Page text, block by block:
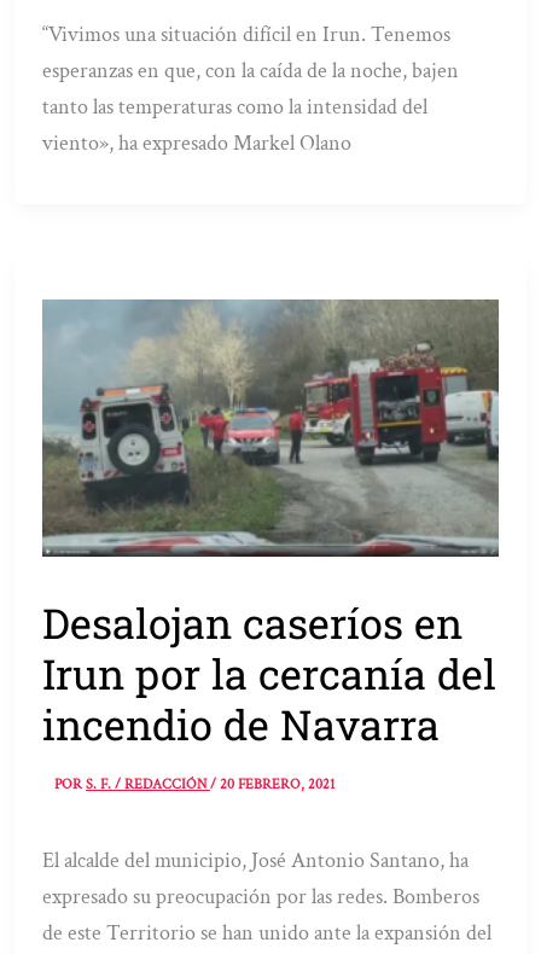
“Vivimos una situación difícil en Irun. Tenemos
esperanzas en que, con la caída de la noche, bajen
tanto las temperaturas como la intensidad del
viento», ha expresado Markel Olano
Desalojan caseríos en
Irun por la cercanía del
incendio de Navarra
PORS. F. / REDACCIÓN/20 FEBRERO, 2021
El alcalde del municipio, José Antonio Santano, ha
expresado su preocupación por las redes. Bomberos
de este Territorio se han unido ante la expansión del